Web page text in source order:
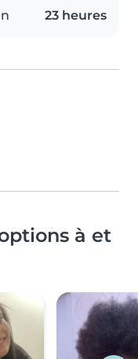
23 heures
à et